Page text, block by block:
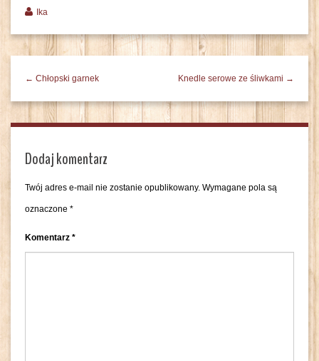
Ika
← Chłopski garnek Knedle serowe ze śliwkami →
Dodaj komentarz
Twój adres e-mail nie zostanie opublikowany. Wymagane pola są
oznaczone *
Komentarz *